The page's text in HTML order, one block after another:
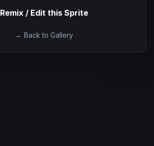
Remix / Edit this Sprite
← Back to Gallery